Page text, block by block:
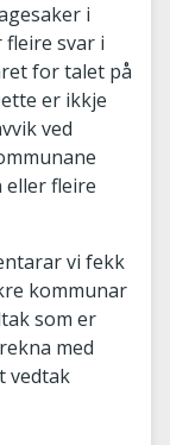
i
fleire svar i
for talet på
er ikkje
ved
eller fleire
vi fekk
kommunar
som er
med
vedtak